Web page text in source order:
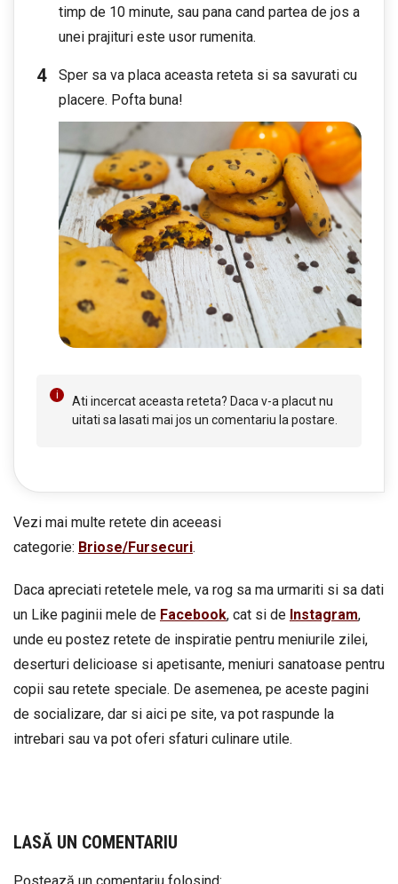
timp de 10 minute, sau pana cand partea de jos a
unei prajituri este usor rumenita.
Sper sa va placa aceasta reteta si sa savurati cu
placere. Pofta buna!
Ati incercat aceasta reteta? Daca v-a placut nu
uitati sa lasati mai jos un comentariu la postare.
Vezi mai multe retete din aceeasi
categorie: Briose/Fursecuri.
Daca apreciati retetele mele, va rog sa ma urmariti si sa dati
un Like paginii mele de Facebook, cat si de Instagram,
unde eu postez retete de inspiratie pentru meniurile zilei,
deserturi delicioase si apetisante, meniuri sanatoase pentru
copii sau retete speciale. De asemenea, pe aceste pagini
de socializare, dar si aici pe site, va pot raspunde la
intrebari sau va pot oferi sfaturi culinare utile.
LASĂ UN COMENTARIU